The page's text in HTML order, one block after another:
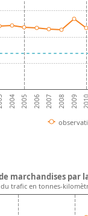
2004 2005 2006 2007 2008 2009 2010
marchandises par
trafic en tonnes-